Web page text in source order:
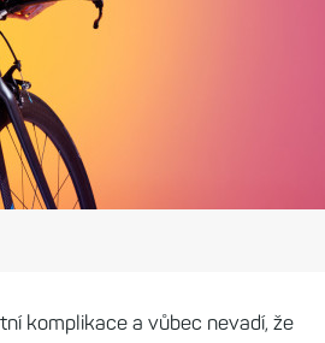
komplikace a vůbec nevadí, že